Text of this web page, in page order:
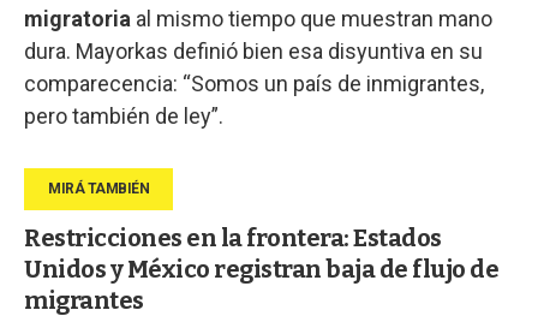
migratoria al mismo tiempo que muestran mano
dura. Mayorkas definió bien esa disyuntiva en su
comparecencia: “Somos un país de inmigrantes,
pero también de ley”.
Restricciones en la frontera: Estados
Unidos y México registran baja de flujo de
migrantes